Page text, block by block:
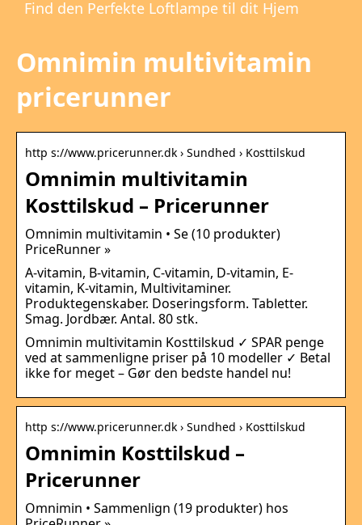
Find den Perfekte Loftlampe til dit Hjem
Omnimin multivitamin
pricerunner
http s://www.pricerunner.dk › Sundhed › Kosttilskud
Omnimin multivitamin
Kosttilskud – Pricerunner
Omnimin multivitamin • Se (10 produkter)
PriceRunner »
A-vitamin, B-vitamin, C-vitamin, D-vitamin, E-
vitamin, K-vitamin, Multivitaminer.
Produktegenskaber. Doseringsform. Tabletter.
Smag. Jordbær. Antal. 80 stk.
Omnimin multivitamin Kosttilskud ✓ SPAR penge
ved at sammenligne priser på 10 modeller ✓ Betal
ikke for meget – Gør den bedste handel nu!
http s://www.pricerunner.dk › Sundhed › Kosttilskud
Omnimin Kosttilskud –
Pricerunner
Omnimin • Sammenlign (19 produkter) hos